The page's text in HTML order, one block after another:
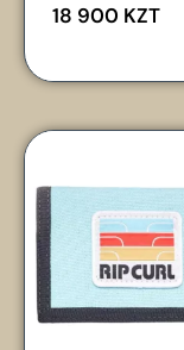
18 900 KZT